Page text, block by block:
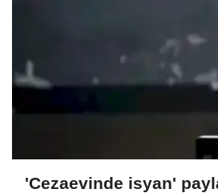
'Cezaevinde isyan'